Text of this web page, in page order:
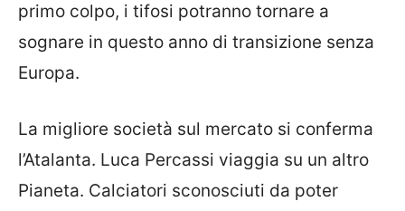
primo colpo, i tifosi potranno tornare a
sognare in questo anno di transizione senza
Europa.
La migliore società sul mercato si conferma
l’Atalanta. Luca Percassi viaggia su un altro
Pianeta. Calciatori sconosciuti da poter